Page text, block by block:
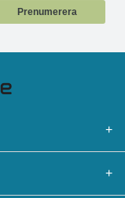
Prenumerera
+
+